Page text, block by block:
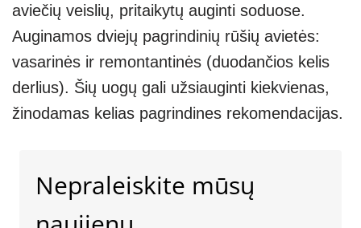
aviečių veislių, pritaikytų auginti soduose.
Auginamos dviejų pagrindinių rūšių avietės:
vasarinės ir remontantinės (duodančios kelis
derlius). Šių uogų gali užsiauginti kiekvienas,
žinodamas kelias pagrindines rekomendacijas.
Nepraleiskite mūsų